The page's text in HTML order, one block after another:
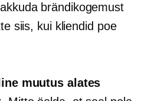
brändikogemust
siis, kui kliendid poe
muutus alates